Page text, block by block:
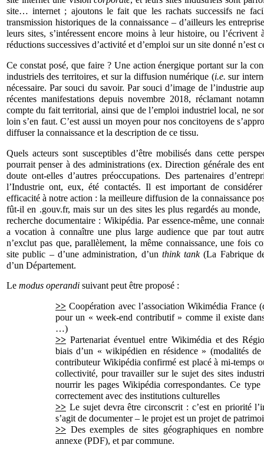
site… internet ; ajoutons le fait que les rachats successifs ne
transmission historiques de la connaissance – d’ailleurs les
leurs sites, s’intéressent encore moins à leur histoire, ou l’écrivent
réductions successives d’activité et d’emploi sur un site donné n’est
Ce constat posé, que faire ? Une action énergique portant sur la
industriels des territoires, et sur la diffusion numérique (i.e.sur
nécessaire. Par souci du savoir. Par souci d’image de l’industrie
récentes manifestations depuis novembre 2018, réclamant
compte du fait territorial, ainsi que de l’emploi industriel local, ne
loin s’en faut. C’est aussi un moyen pour nos concitoyens de
diffuser la connaissance et la description de ce tissu.
Quels acteurs sont susceptibles d’être mobilisés dans cette
pourrait penser à des administrations (ex. Direction générale des
doute ont-elles d’autres préoccupations. Des partenaires
l’Industrie ont, eux, été contactés. Il est important de
efficacité à notre action : la meilleure diffusion de la connaissance
fût-il en .gouv.fr, mais sur un des sites les plus regardés au
recherche documentaire : Wikipédia. Par essence-même, une
a vocation à connaître une plus large audience que par tout
n’exclut pas que, parallèlement, la même connaissance, une fois
site public – d’une administration, d’un think tank(La Fabrique
d’un Département.
Le modus operandi suivant peut être proposé :
>> Coopération avec l’association Wikimédia France
pour un « week-end contributif » comme il existe
…)
>> Partenariat éventuel entre Wikimédia et des
biais d’un « wikipédien en résidence » (modalités
contributeur Wikipédia confirmé est placé à mi-temps
collectivité, pour travailler sur le sujet des sites
nourrir les pages Wikipédia correspondantes. Ce
correctement avec des institutions culturelles
>> Le sujet devra être circonscrit : c’est en priorité
s’agit de documenter – le projet est un projet de
>> Des exemples de sites géographiques en
annexe (PDF), et par commune.